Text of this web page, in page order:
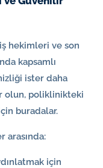
hekimleri ve son
kapsamlı
ister daha
olun, poliklinikteki
buradalar.
arasında:
için